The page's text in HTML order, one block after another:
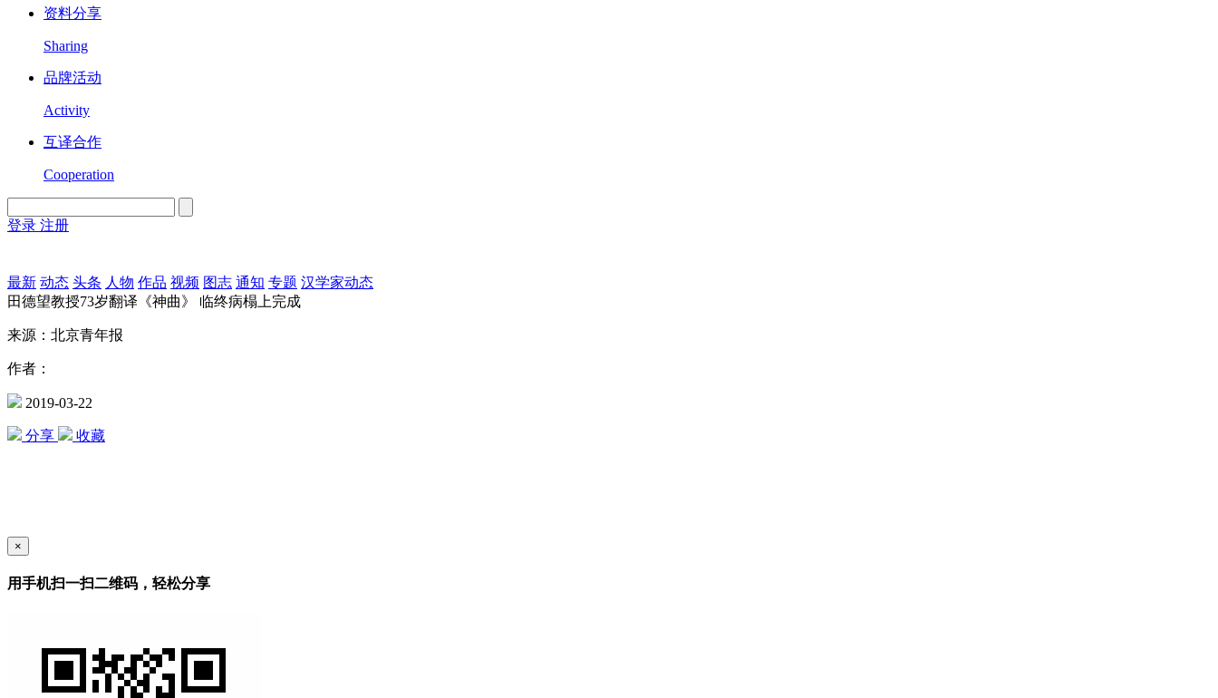
资料分享
Sharing
品牌活动
Activity
互译合作
Cooperation
登录 注册
最新 动态 头条 人物 作品 视频 图志 通知 专题 汉学家动态
田德望教授73岁翻译《神曲》 临终病榻上完成
来源：北京青年报
作者：
2019-03-22
分享 收藏
×
用手机扫一扫二维码，轻松分享